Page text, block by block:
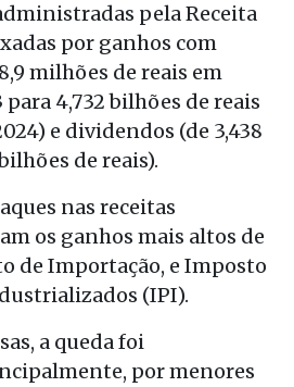
pela Receita
por ganhos com
milhões de reais em
4,732 bilhões de reais
e dividendos (de 3,438
de reais).
nas receitas
os ganhos mais altos de
de Importação, e Imposto
(IPI).
a queda foi
por menores